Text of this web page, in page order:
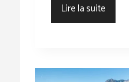
Lire la suite